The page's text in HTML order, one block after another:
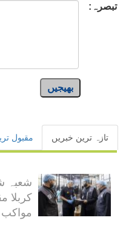
تبصرہ:
بھیجیں
تازہ ترین خبریں مقبول
شعبہ
کربلا